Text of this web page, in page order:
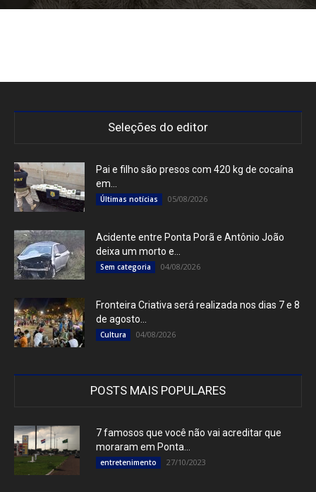
Seleções do editor
Pai e filho são presos com 420 kg de cocaína
em...
Últimas notícias 05/08/2026
Acidente entre Ponta Porã e Antônio João
deixa um morto e...
Sem categoria 04/08/2026
Fronteira Criativa será realizada nos dias 7 e 8
de agosto...
Cultura 04/08/2026
POSTS MAIS POPULARES
7 famosos que você não vai acreditar que
moraram em Ponta...
entretenimento 27/10/2023